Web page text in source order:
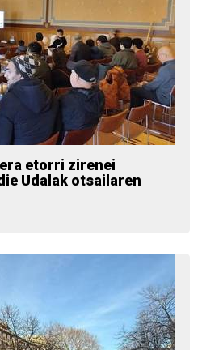
etorri zirenei
Udalak otsailaren